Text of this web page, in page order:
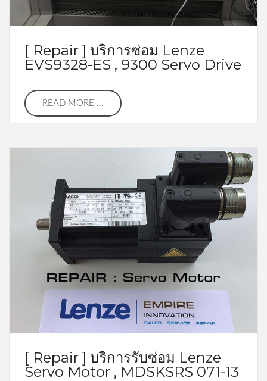
[ Repair ] บริการซ่อม Lenze
EVS9328-ES , 9300 Servo Drive
READ MORE ...
[ Repair ] บริการรับซ่อม Lenze
Servo Motor , MDSKSRS 071-13